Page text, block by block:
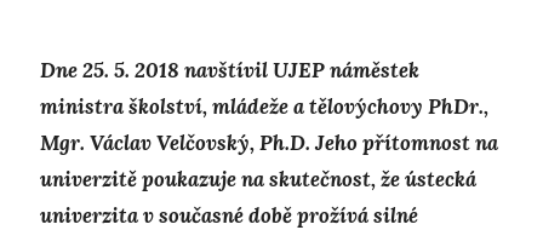
Dne 25. 5. 2018 navštívil UJEP náměstek
ministra školství, mládeže a tělovýchovy PhDr.,
Mgr. Václav Velčovský, Ph.D. Jeho přítomnost na
univerzitě poukazuje na skutečnost, že ústecká
univerzita v současné době prožívá silné